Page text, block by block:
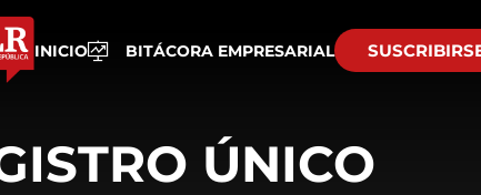
INICIO BITÁCORA EMPRESARIAL
ÚNICO